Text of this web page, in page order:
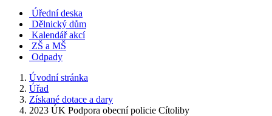
Úřední deska
Dělnický dům
Kalendář akcí
ZŠ a MŠ
Odpady
Úvodní stránka
Úřad
Získané dotace a dary
2023 ÚK Podpora obecní policie Cítoliby